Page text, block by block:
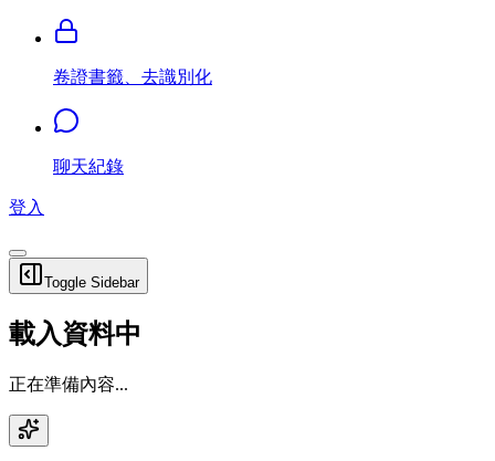
卷證書籤、去識別化
聊天紀錄
登入
Toggle Sidebar
載入資料中
正在準備內容...